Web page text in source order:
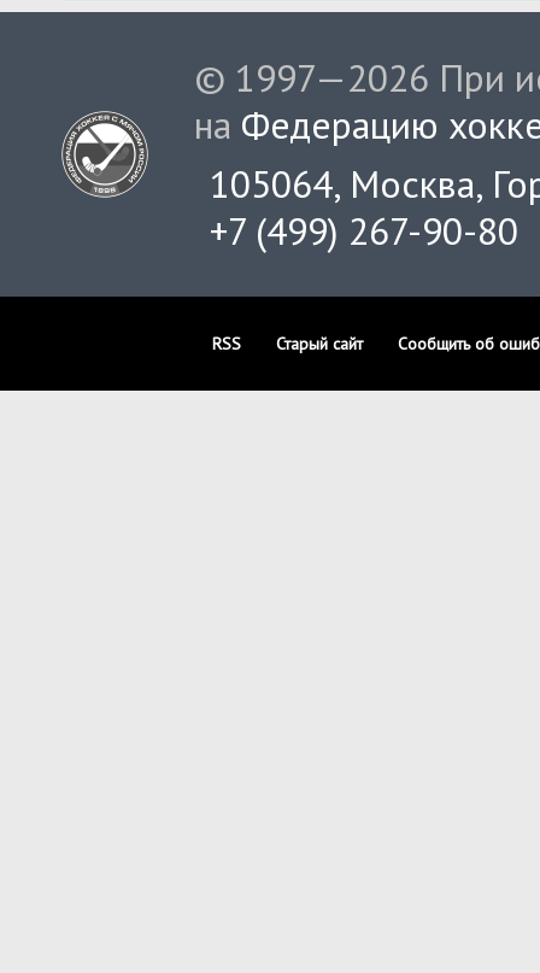
© 1997—2026 При
на Федерацию
105064, Москва,
+7 (499) 267-90-80
RSS Старый сайт Сообщить об